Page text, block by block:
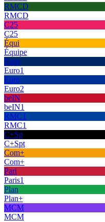
RMCD
RMCD
C25
C25
Équi
Équipe
Euro
Euro1
Euro
Euro2
beIN
beIN1
RMC1
RMC1
C+Sp
C+Spt
Com+
Com+
Pari
Paris1
Plan
Plan+
MCM
MCM